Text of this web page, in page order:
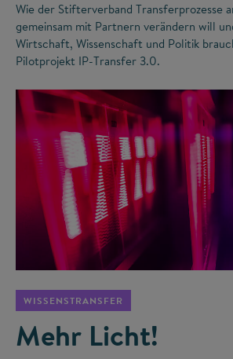
Wie der Stifterverband Transferprozesse
gemeinsam mit Partnern verändern will
Wirtschaft, Wissenschaft und Politik
Pilotprojekt IP-Transfer 3.0.
WISSENSTRANSFER
Mehr Licht!